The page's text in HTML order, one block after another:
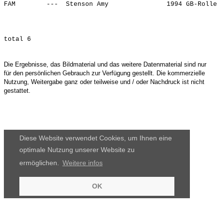
Diese Website verwendet Cookies, um Ihnen eine
optimale Nutzung unserer Website zu
ermöglichen.
Weitere infos
OK
FAM        ---  Stenson Amy
Die Ergebnisse, das Bildmaterial und das weitere Datenmaterial sind nur
für den persönlichen Gebrauch zur Verfügung gestellt. Die kommerzielle
Nutzung, Weitergabe ganz oder teilweise und / oder Nachdruck ist nicht
gestattet.